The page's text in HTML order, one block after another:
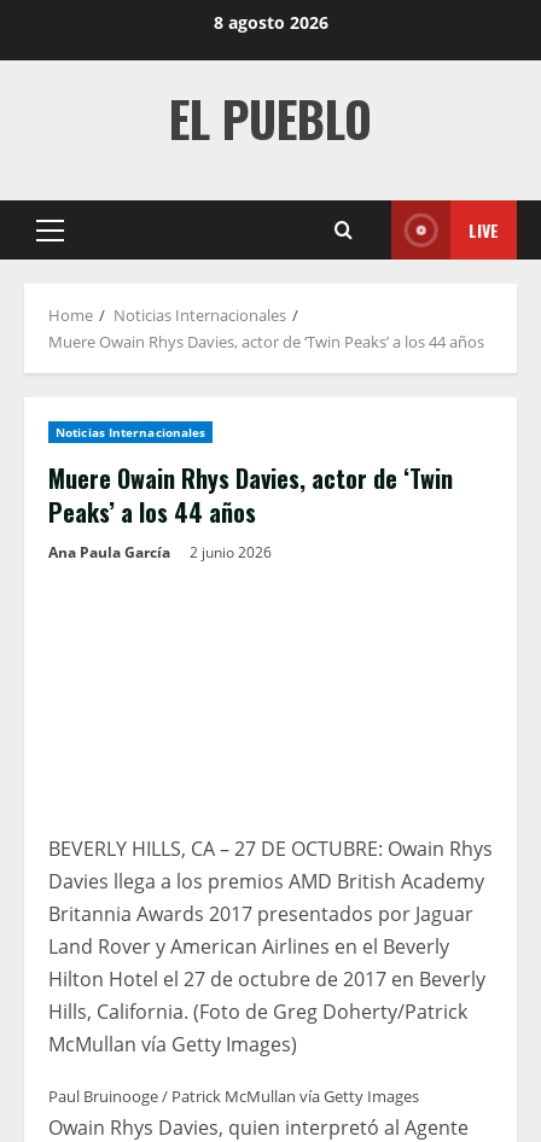
8 agosto 2026
EL PUEBLO
Primary
LIVE
Home
Noticias Internacionales
Muere Owain Rhys Davies, actor de ‘Twin Peaks’ a los 44 años
Noticias Internacionales
Muere Owain Rhys Davies, actor de ‘Twin
Peaks’ a los 44 años
Ana Paula García 2 junio 2026
BEVERLY HILLS, CA – 27 DE OCTUBRE: Owain Rhys
Davies llega a los premios AMD British Academy
Britannia Awards 2017 presentados por Jaguar
Land Rover y American Airlines en el Beverly
Hilton Hotel el 27 de octubre de 2017 en Beverly
Hills, California. (Foto de Greg Doherty/Patrick
McMullan vía Getty Images)
Paul Bruinooge / Patrick McMullan vía Getty Images
Owain Rhys Davies, quien interpretó al Agente